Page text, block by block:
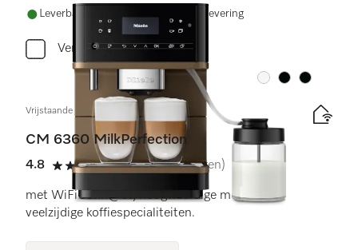
Leverbaar uit voorraad met gratis levering
Vergelijken
Kleur:Kleur:Kleur:
Vrijstaande koffiemachine
CM 6360 MilkPerfection
4.8
4.8 sterren op 5
(18 beoordelingen)
met WiFiConn@ct, hoogwaardige melkkan en
veelzijdige koffiespecialiteiten.